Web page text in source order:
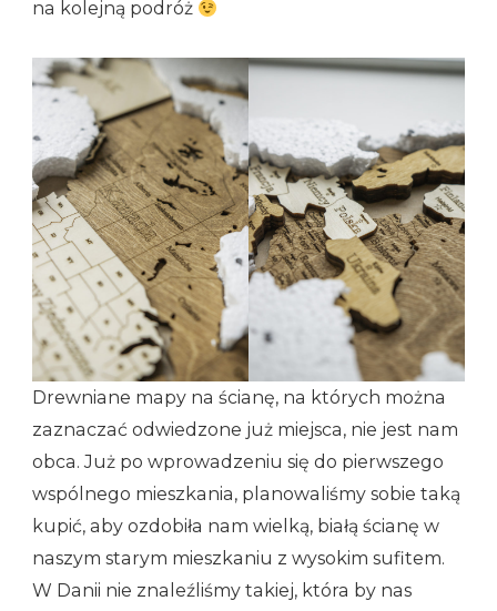
na kolejną podróż
Drewniane mapy na ścianę, na których można
zaznaczać odwiedzone już miejsca, nie jest nam
obca. Już po wprowadzeniu się do pierwszego
wspólnego mieszkania, planowaliśmy sobie taką
kupić, aby ozdobiła nam wielką, białą ścianę w
naszym starym mieszkaniu z wysokim sufitem.
W Danii nie znaleźliśmy takiej, która by nas